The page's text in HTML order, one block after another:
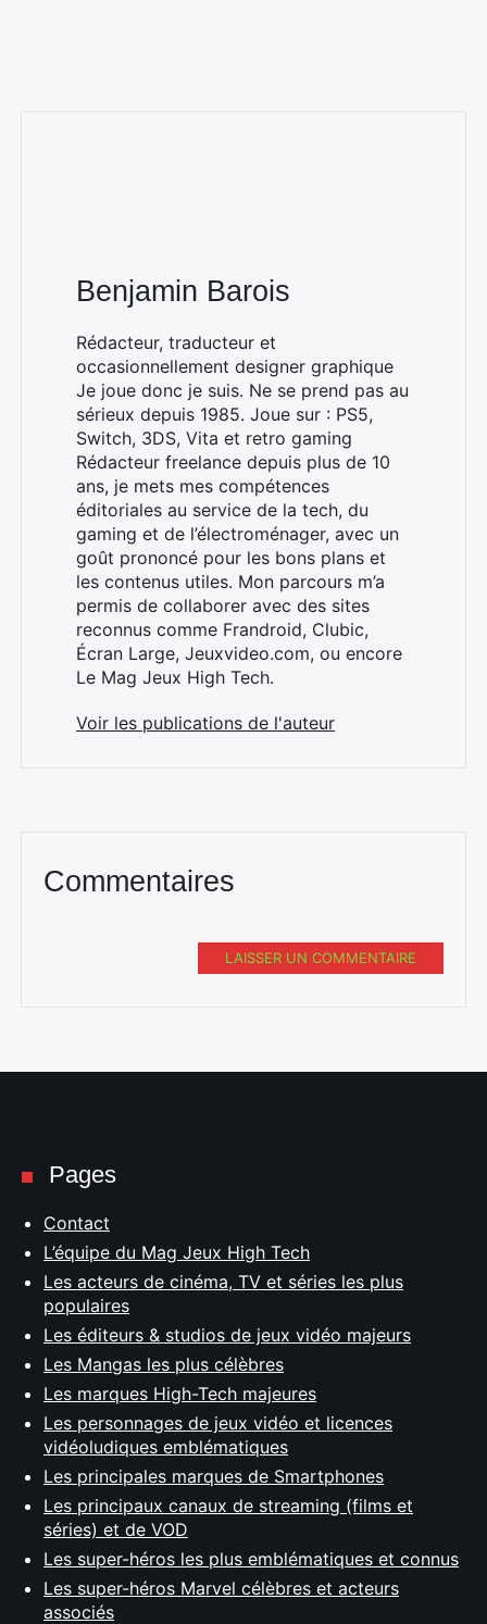
Benjamin Barois
Rédacteur, traducteur et
occasionnellement designer graphique
Je joue donc je suis. Ne se prend pas au
sérieux depuis 1985. Joue sur : PS5,
Switch, 3DS, Vita et retro gaming
Rédacteur freelance depuis plus de 10
ans, je mets mes compétences
éditoriales au service de la tech, du
gaming et de l’électroménager, avec un
goût prononcé pour les bons plans et
les contenus utiles. Mon parcours m’a
permis de collaborer avec des sites
reconnus comme Frandroid, Clubic,
Écran Large, Jeuxvideo.com, ou encore
Le Mag Jeux High Tech.
Voir les publications de l'auteur
Commentaires
LAISSER UN COMMENTAIRE
Pages
Contact
L’équipe du Mag Jeux High Tech
Les acteurs de cinéma, TV et séries les plus
populaires
Les éditeurs & studios de jeux vidéo majeurs
Les Mangas les plus célèbres
Les marques High-Tech majeures
Les personnages de jeux vidéo et licences
vidéoludiques emblématiques
Les principales marques de Smartphones
Les principaux canaux de streaming (films et
séries) et de VOD
Les super-héros les plus emblématiques et connus
Les super-héros Marvel célèbres et acteurs
associés
Rechercher
: